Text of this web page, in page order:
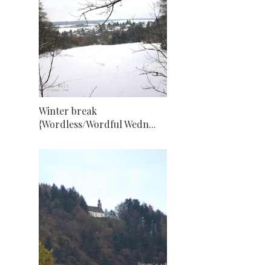
Winter break
{Wordless/Wordful Wedn...